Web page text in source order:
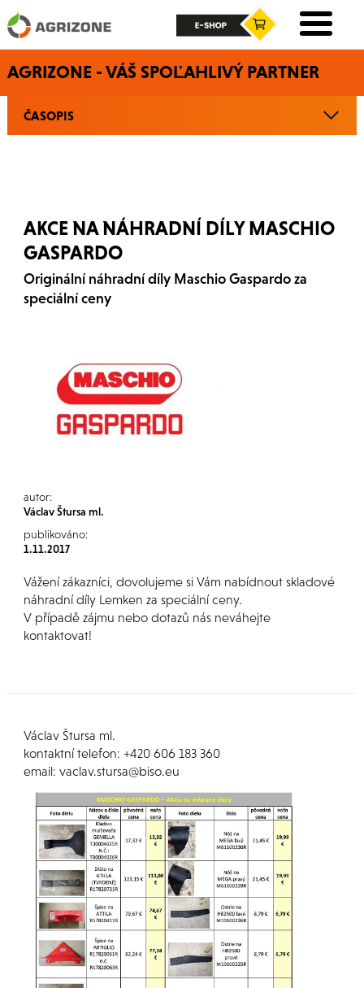
AGRIZONE - VÁŠ SPOĽAHLIVÝ PARTNER
ČASOPIS
AKCE NA NÁHRADNÍ DÍLY MASCHIO
GASPARDO
Originální náhradní díly Maschio Gaspardo za
speciální ceny
autor:
Václav Štursa ml.
publikováno:
1.11.2017
Vážení zákazníci, dovolujeme si Vám nabídnout skladové
náhradní díly Lemken za speciální ceny.
V případě zájmu nebo dotazů nás neváhejte
kontaktovat!
Václav Štursa ml.
kontaktní telefon: +420 606 183 360
email: vaclav.stursa@biso.eu